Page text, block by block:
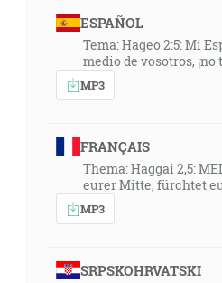
ESPAÑOL
Tema: Hageo 2:5: Mi
medio de vosotros, ¡no
MP3
FRANÇAIS
Thema: Haggai 2,5:
eurer Mitte, fürchtet
MP3
SRPSKOHRVATSKI